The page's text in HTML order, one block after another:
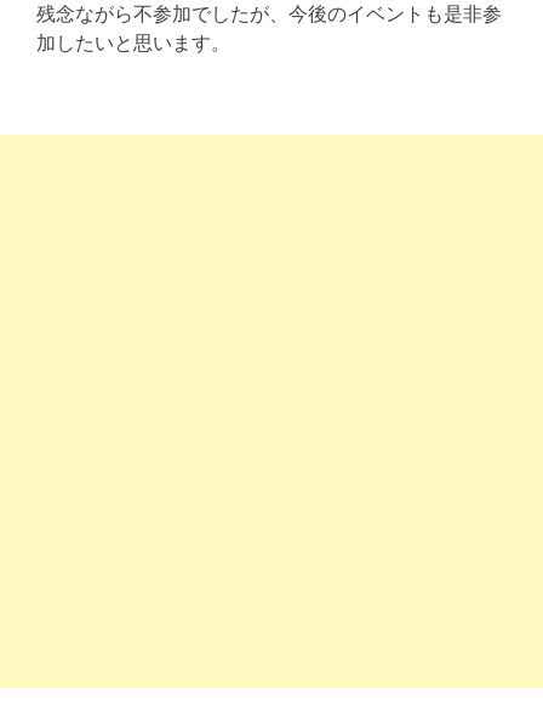
残念ながら不参加でしたが、今後のイベントも是非参
加したいと思います。